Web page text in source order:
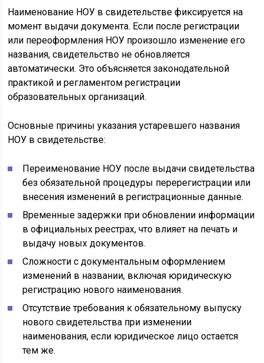
Наименование НОУ в свидетельстве фиксируется на
момент выдачи документа. Если после регистрации
или переоформления НОУ произошло изменение его
названия, свидетельство не обновляется
автоматически. Это объясняется законодательной
практикой и регламентом регистрации
образовательных организаций.
Основные причины указания устаревшего названия
НОУ в свидетельстве:
Переименование НОУ после выдачи свидетельства
без обязательной процедуры перерегистрации или
внесения изменений в регистрационные данные.
Временные задержки при обновлении информации
в официальных реестрах, что влияет на печать и
выдачу новых документов.
Сложности с документальным оформлением
изменений в названии, включая юридическую
регистрацию нового наименования.
Отсутствие требования к обязательному выпуску
нового свидетельства при изменении
наименования, если юридическое лицо остается
тем же.